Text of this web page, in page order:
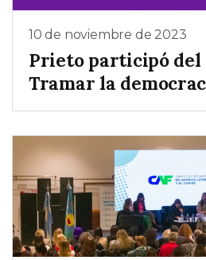
10 de noviembre de 2023
Prieto participó del
Tramar la